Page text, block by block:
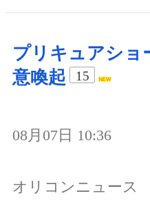
プリキュアショ
意喚起
15
08月07日 10:36
オリコンニュース